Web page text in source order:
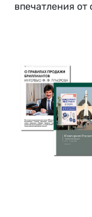
впечатления